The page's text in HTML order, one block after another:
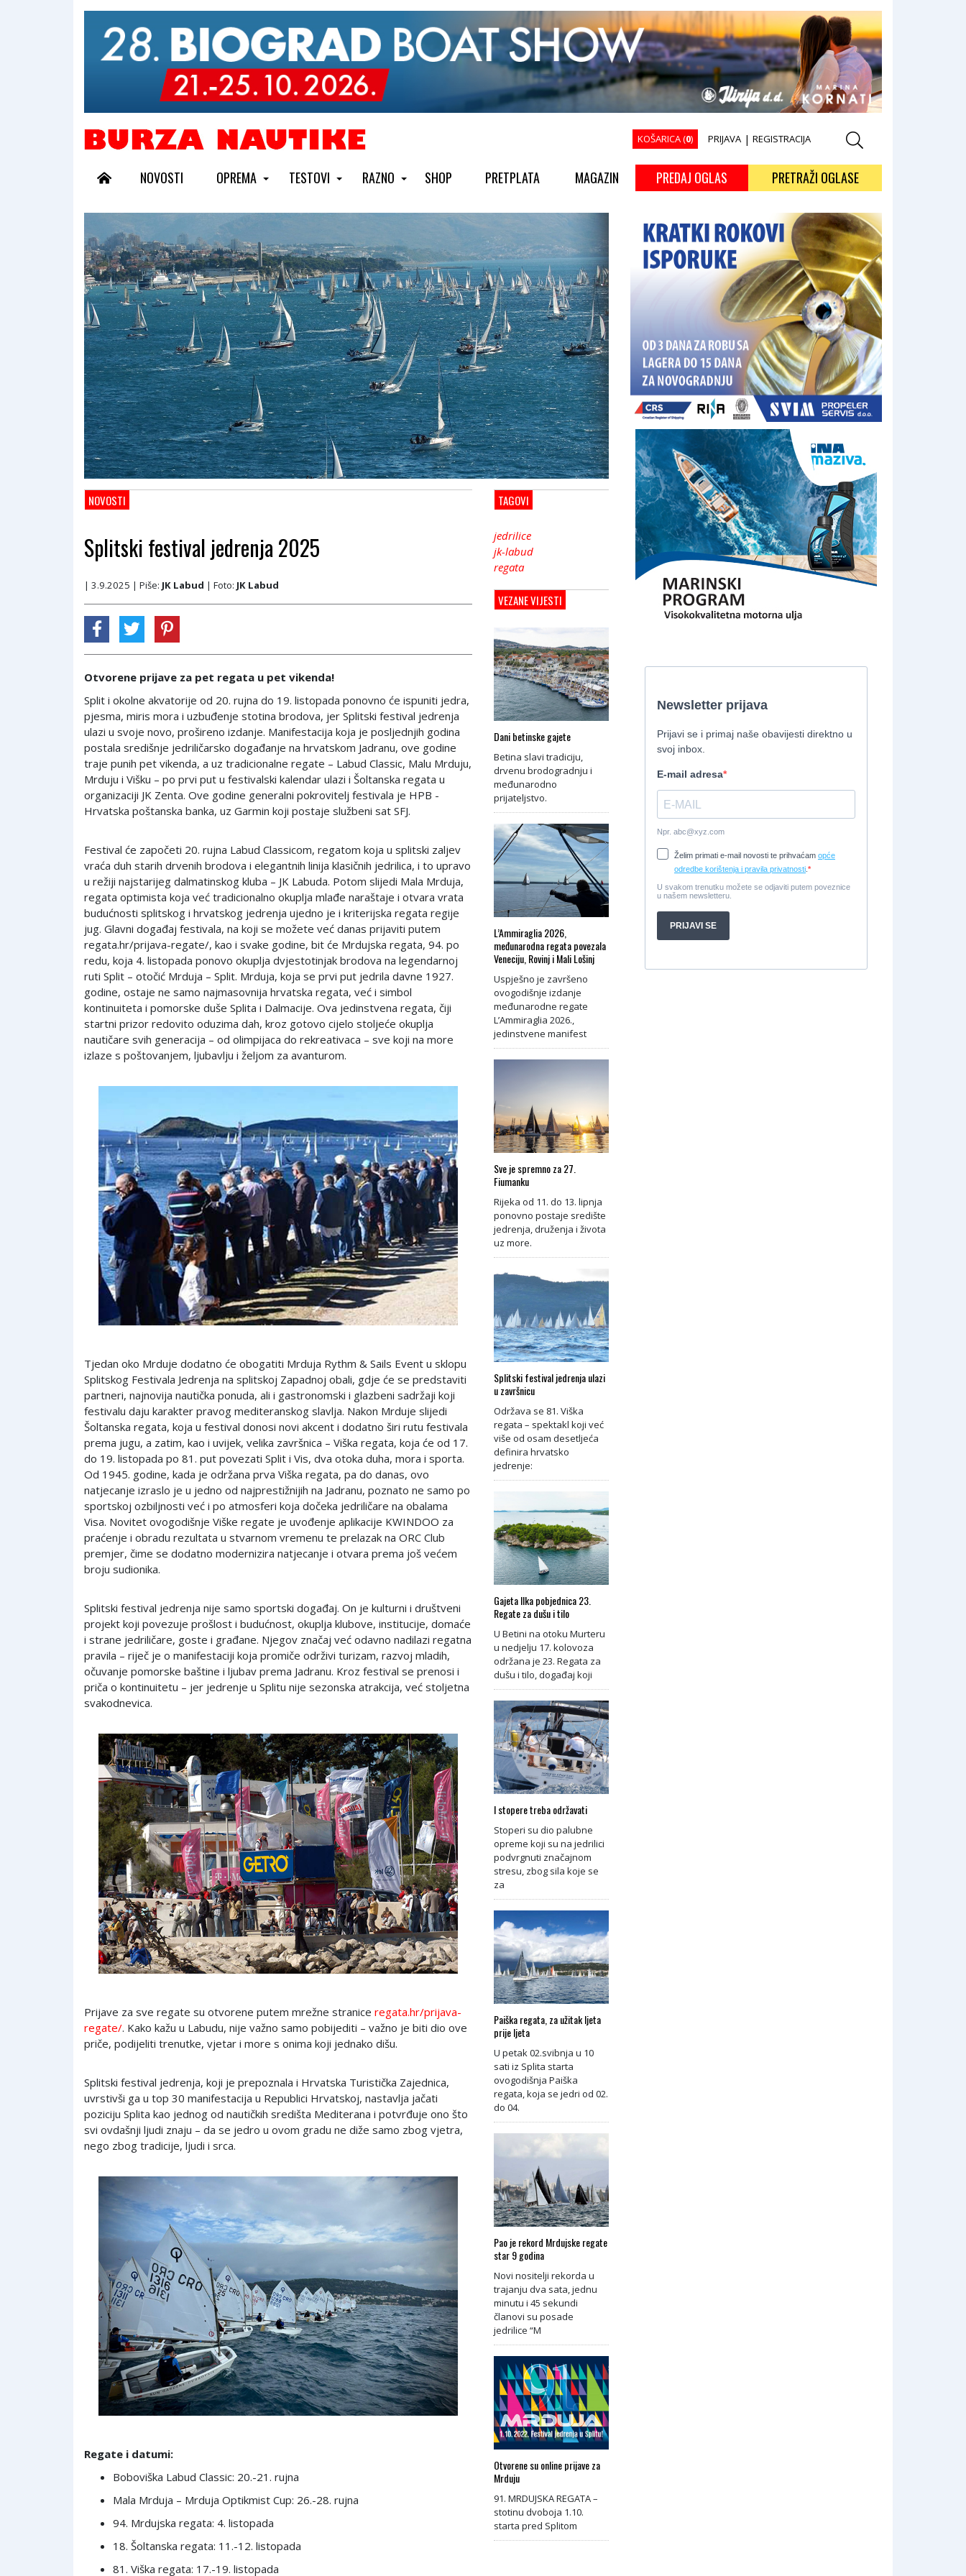
KOŠARICA (0) PRIJAVA | REGISTRACIJA
NOVOSTI OPREMA TESTOVI RAZNO SHOP PRETPLATA MAGAZIN PREDAJ OGLAS PRETRAŽI OGLASE
NOVOSTI
Splitski festival jedrenja 2025
| 3.9.2025 | Piše: JK Labud | Foto: JK Labud
Otvorene prijave za pet regata u pet vikenda!
Split i okolne akvatorije od 20. rujna do 19. listopada ponovno će ispuniti jedra,
pjesma, miris mora i uzbuđenje stotina brodova, jer Splitski festival jedrenja
ulazi u svoje novo, prošireno izdanje. Manifestacija koja je posljednjih godina
postala središnje jedriličarsko događanje na hrvatskom Jadranu, ove godine
traje punih pet vikenda, a uz tradicionalne regate – Labud Classic, Malu Mrduju,
Mrduju i Višku – po prvi put u festivalski kalendar ulazi i Šoltanska regata u
organizaciji JK Zenta. Ove godine generalni pokrovitelj festivala je HPB -
Hrvatska poštanska banka, uz Garmin koji postaje službeni sat SFJ.
Festival će započeti 20. rujna Labud Classicom, regatom koja u splitski zaljev
vraća duh starih drvenih brodova i elegantnih linija klasičnih jedrilica, i to upravo
u režiji najstarijeg dalmatinskog kluba – JK Labuda. Potom slijedi Mala Mrduja,
regata optimista koja već tradicionalno okuplja mlađe naraštaje i otvara vrata
budućnosti splitskog i hrvatskog jedrenja ujedno je i kriterijska regata regije
jug. Glavni događaj festivala, na koji se možete već danas prijaviti putem
regata.hr/prijava-regate/, kao i svake godine, bit će Mrdujska regata, 94. po
redu, koja 4. listopada ponovo okuplja dvjestotinjak brodova na legendarnoj
ruti Split – otočić Mrduja – Split. Mrduja, koja se prvi put jedrila davne 1927.
godine, ostaje ne samo najmasovnija hrvatska regata, već i simbol
kontinuiteta i pomorske duše Splita i Dalmacije. Ova jedinstvena regata, čiji
startni prizor redovito oduzima dah, kroz gotovo cijelo stoljeće okuplja
nautičare svih generacija – od olimpijaca do rekreativaca – sve koji na more
izlaze s poštovanjem, ljubavlju i željom za avanturom.
Tjedan oko Mrduje dodatno će obogatiti Mrduja Rythm & Sails Event u sklopu
Splitskog Festivala Jedrenja na splitskoj Zapadnoj obali, gdje će se predstaviti
partneri, najnovija nautička ponuda, ali i gastronomski i glazbeni sadržaji koji
festivalu daju karakter pravog mediteranskog slavlja. Nakon Mrduje slijedi
Šoltanska regata, koja u festival donosi novi akcent i dodatno širi rutu festivala
prema jugu, a zatim, kao i uvijek, velika završnica – Viška regata, koja će od 17.
do 19. listopada po 81. put povezati Split i Vis, dva otoka duha, mora i sporta.
Od 1945. godine, kada je održana prva Viška regata, pa do danas, ovo
natjecanje izraslo je u jedno od najprestižnijih na Jadranu, poznato ne samo po
sportskoj ozbiljnosti već i po atmosferi koja dočeka jedriličare na obalama
Visa. Novitet ovogodišnje Viške regate je uvođenje aplikacije KWINDOO za
praćenje i obradu rezultata u stvarnom vremenu te prelazak na ORC Club
premjer, čime se dodatno modernizira natjecanje i otvara prema još većem
broju sudionika.
Splitski festival jedrenja nije samo sportski događaj. On je kulturni i društveni
projekt koji povezuje prošlost i budućnost, okuplja klubove, institucije, domaće
i strane jedriličare, goste i građane. Njegov značaj već odavno nadilazi regatna
pravila – riječ je o manifestaciji koja promiče održivi turizam, razvoj mladih,
očuvanje pomorske baštine i ljubav prema Jadranu. Kroz festival se prenosi i
priča o kontinuitetu – jer jedrenje u Splitu nije sezonska atrakcija, već stoljetna
svakodnevica.
Prijave za sve regate su otvorene putem mrežne stranice regata.hr/prijava-
regate/. Kako kažu u Labudu, nije važno samo pobijediti – važno je biti dio ove
priče, podijeliti trenutke, vjetar i more s onima koji jednako dišu.
Splitski festival jedrenja, koji je prepoznala i Hrvatska Turistička Zajednica,
uvrstivši ga u top 30 manifestacija u Republici Hrvatskoj, nastavlja jačati
poziciju Splita kao jednog od nautičkih središta Mediterana i potvrđuje ono što
svi ovdašnji ljudi znaju – da se jedro u ovom gradu ne diže samo zbog vjetra,
nego zbog tradicije, ljudi i srca.
Regate i datumi:
Boboviška Labud Classic: 20.-21. rujna
Mala Mrduja – Mrduja Optikmist Cup: 26.-28. rujna
94. Mrdujska regata: 4. listopada
18. Šoltanska regata: 11.-12. listopada
81. Viška regata: 17.-19. listopada
TAGOVI
jedrilice
jk-labud
regata
VEZANE VIJESTI
Dani betinske gajete
Betina slavi tradiciju,
drvenu brodogradnju i
međunarodno
prijateljstvo.
L’Ammiraglia 2026,
međunarodna regata povezala
Veneciju, Rovinj i Mali Lošinj
Uspješno je završeno
ovogodišnje izdanje
međunarodne regate
L’Ammiraglia 2026.,
jedinstvene manifest
Sve je spremno za 27.
Fiumanku
Rijeka od 11. do 13. lipnja
ponovno postaje središte
jedrenja, druženja i života
uz more.
Splitski festival jedrenja ulazi
u završnicu
Održava se 81. Viška
regata – spektakl koji već
više od osam desetljeća
definira hrvatsko
jedrenje:
Gajeta Ilka pobjednica 23.
Regate za dušu i tilo
U Betini na otoku Murteru
u nedjelju 17. kolovoza
održana je 23. Regata za
dušu i tilo, događaj koji
I stopere treba održavati
Stoperi su dio palubne
opreme koji su na jedrilici
podvrgnuti značajnom
stresu, zbog sila koje se
za
Paiška regata, za užitak ljeta
prije ljeta
U petak 02.svibnja u 10
sati iz Splita starta
ovogodišnja Paiška
regata, koja se jedri od 02.
do 04.
Pao je rekord Mrdujske regate
star 9 godina
Novi nositelji rekorda u
trajanju dva sata, jednu
minutu i 45 sekundi
članovi su posade
jedrilice “M
Otvorene su online prijave za
Mrduju
91. MRDUJSKA REGATA –
stotinu dvoboja 1.10.
starta pred Splitom